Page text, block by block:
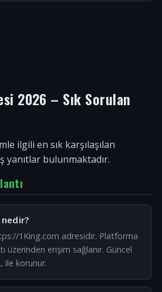
2026 – Sık Sorulan
ilgili en sık karşılaşılan
yanıtlar bulunmaktadır.
1King.com adresidir. Platforma
üzerinden erişim sağlanır. Güncel
ile korunur.